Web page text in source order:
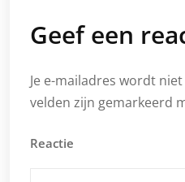
Geef een
Je e-mailadres wordt
velden zijn gemarkeerd
Reactie